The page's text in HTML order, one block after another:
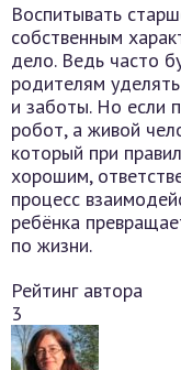
Воспитывать
собственным
дело. Ведь часто
родителям
и заботы. Но если
робот, а живой
который при
хорошим,
процесс
ребёнка
по жизни.
Рейтинг автора
3